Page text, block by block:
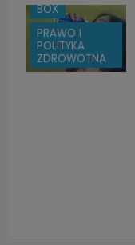
BOX
PRAWO I
POLITYKA
ZDROWOTNA